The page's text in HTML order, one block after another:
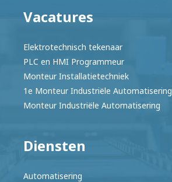
Diensten
Automatisering
Vacatures
Elektrotechnisch tekenaar
PLC en HMI Programmeur
Monteur Installatietechniek
1e Monteur Industriële Automatisering
Monteur Industriële Automatisering